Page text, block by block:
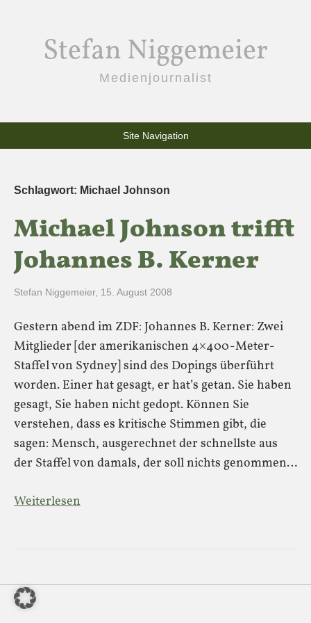
Stefan Niggemeier
Medienjournalist
Site Navigation
Schlagwort: Michael Johnson
Michael Johnson trifft
Johannes B. Kerner
Stefan Niggemeier, 15. August 2008
Gestern abend im ZDF: Johannes B. Kerner: Zwei
Mitglieder [der amerikanischen 4×400-Meter-
Staffel von Sydney] sind des Dopings überführt
worden. Einer hat gesagt, er hat’s getan. Sie haben
gesagt, Sie haben nicht gedopt. Können Sie
verstehen, dass es kritische Stimmen gibt, die
sagen: Mensch, ausgerechnet der schnellste aus
der Staffel von damals, der soll nichts genommen…
Weiterlesen